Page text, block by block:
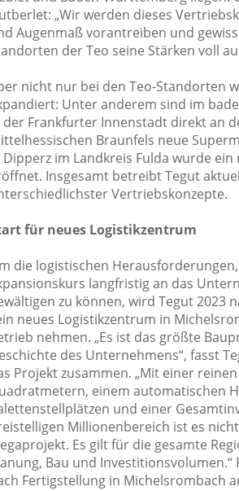
„Wir werden dieses
Augenmaß vorantreiben und
der Teo seine Stärken voll
nicht nur bei den Teo-Standorten
Unter anderem sind im
der Frankfurter Innenstadt direkt an
Braunfels neue
Dipperz im Landkreis Fulda wurde
Insgesamt betreibt Tegut
Vertriebskonzepte.
für neues Logistikzentrum
die logistischen
langfristig an das
zu können, wird Tegut 2023
neues Logistikzentrum in
nehmen. „Es ist das größte
des Unternehmens“, fasst
Projekt zusammen. „Mit einer
einem automatischen
und einer
Millionenbereich ist es
Es gilt für die gesamte
Bau und
Fertigstellung in Michelsrombach